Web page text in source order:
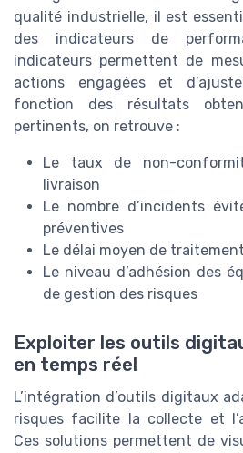
qualité industrielle, il est
des indicateurs de
indicateurs permettent de
actions engagées et
fonction des résultats
pertinents, on retrouve :
Le taux de non-
livraison
Le nombre d’incidents
préventives
Le délai moyen de
Le niveau d’adhésion des
de gestion des risques
Exploiter les outils
en temps réel
L’intégration d’outils digitaux
risques facilite la collecte et
Ces solutions permettent de